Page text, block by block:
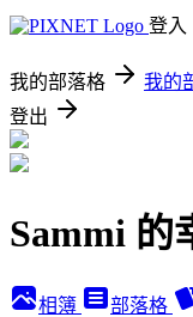
登入
我的部落格 我的
登出
Sammi 的
相簿 部落格